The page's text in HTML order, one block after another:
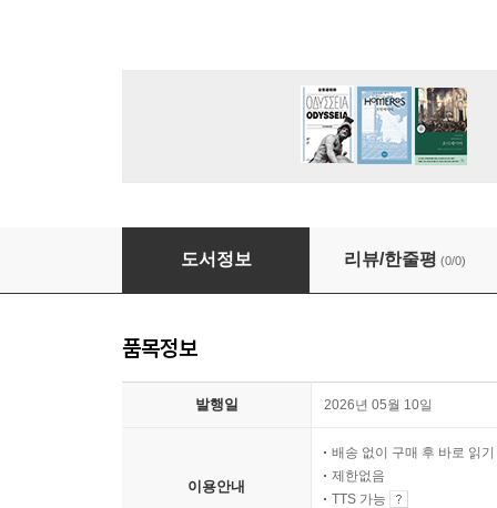
국가와 노인안보
도서정보 리뷰/한줄평 (0/0)
품목정보
발행일 2026년 05월 10일
이용안내
배송 없이 구매 후 바로 읽기
제한없음
TTS 가능